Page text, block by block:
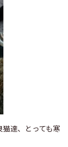
達、とっても寒